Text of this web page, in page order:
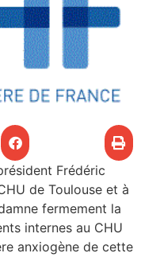
Frédéric
de Toulouse et à
fermement la
internes au CHU
anxiogène de cette